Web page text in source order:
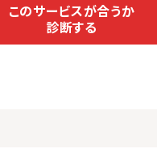
このサービスが合うか
診断する